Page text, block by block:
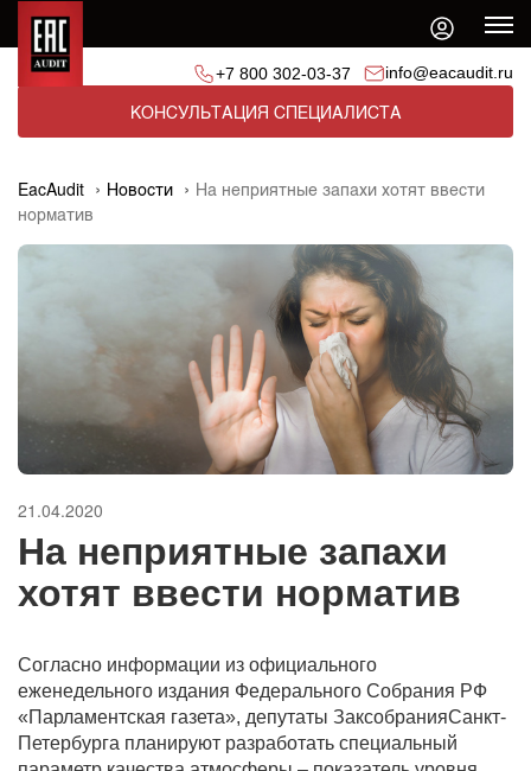
+7 800 302-03-37 info@eacaudit.ru
КОНСУЛЬТАЦИЯ СПЕЦИАЛИСТА
EacAudit Новости
На неприятные запахи хотят ввести
норматив
21.04.2020
На неприятные запахи
хотят ввести норматив
Согласно информации из официального
еженедельного издания Федерального Собрания РФ
«Парламентская газета», депутаты ЗаксобранияСанкт-
Петербурга планируют разработать специальный